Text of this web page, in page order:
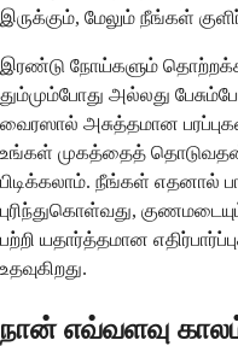
இருக்கும், மேலும் நீங்கள்
இரண்டு நோய்களும்
தும்மும்போது அல்லது
வைரஸால் அசுத்தமான
உங்கள் முகத்தைத்
பிடிக்கலாம். நீங்கள் எதனால்
புரிந்துகொள்வது,
பற்றி யதார்த்தமான
உதவுகிறது.
நான் எவ்வளவு